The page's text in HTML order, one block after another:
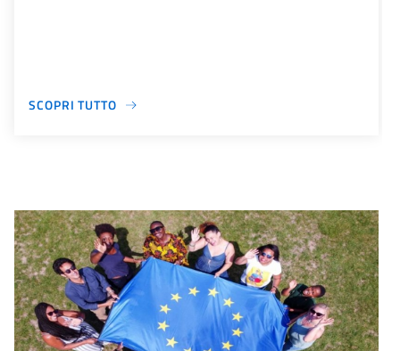
SCOPRI TUTTO